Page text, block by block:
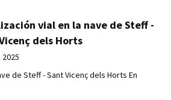
vial en la nave de Steff -
dels Horts
2025
de Steff - Sant Vicenç dels Horts En